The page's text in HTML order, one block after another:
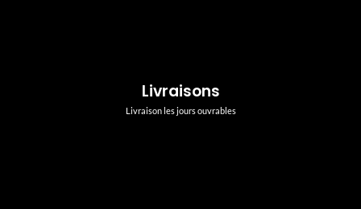
Livraisons
Livraison les jours ouvrables